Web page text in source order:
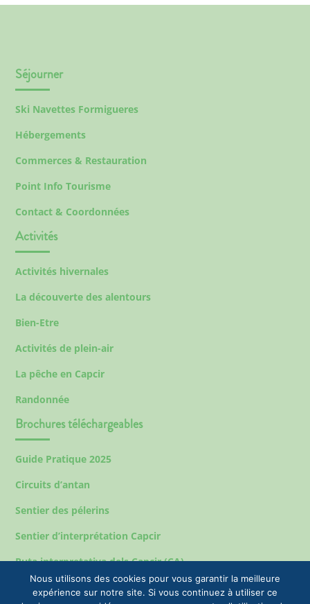
Séjourner
Ski Navettes Formigueres
Hébergements
Commerces & Restauration
Point Info Tourisme
Contact & Coordonnées
Activités
Activités hivernales
La découverte des alentours
Bien-Etre
Activités de plein-air
La pêche en Capcir
Randonnée
Brochures téléchargeables
Guide Pratique 2025
Circuits d’antan
Sentier des pélerins
Sentier d’interprétation Capcir
Ruta interpretativa dels Capcir (CA)
Nous utilisons des cookies pour vous garantir la meilleure
expérience sur notre site. Si vous continuez à utiliser ce